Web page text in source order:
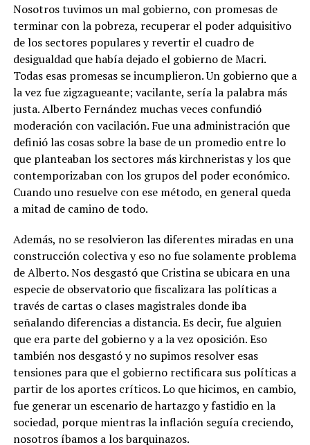
Nosotros tuvimos un mal gobierno, con promesas de
terminar con la pobreza, recuperar el poder adquisitivo
de los sectores populares y revertir el cuadro de
desigualdad que había dejado el gobierno de Macri.
Todas esas promesas se incumplieron. Un gobierno que a
la vez fue zigzagueante; vacilante, sería la palabra más
justa. Alberto Fernández muchas veces confundió
moderación con vacilación. Fue una administración que
definió las cosas sobre la base de un promedio entre lo
que planteaban los sectores más kirchneristas y los que
contemporizaban con los grupos del poder económico.
Cuando uno resuelve con ese método, en general queda
a mitad de camino de todo.
Además, no se resolvieron las diferentes miradas en una
construcción colectiva y eso no fue solamente problema
de Alberto. Nos desgastó que Cristina se ubicara en una
especie de observatorio que fiscalizara las políticas a
través de cartas o clases magistrales donde iba
señalando diferencias a distancia. Es decir, fue alguien
que era parte del gobierno y a la vez oposición. Eso
también nos desgastó y no supimos resolver esas
tensiones para que el gobierno rectificara sus políticas a
partir de los aportes críticos. Lo que hicimos, en cambio,
fue generar un escenario de hartazgo y fastidio en la
sociedad, porque mientras la inflación seguía creciendo,
nosotros íbamos a los barquinazos.